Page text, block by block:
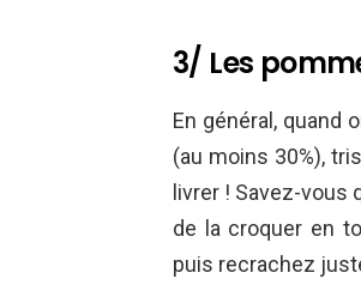
3/ Les
En général, quand
(au moins 30%),
livrer ! Savez-vous
de la croquer en
puis recrachez